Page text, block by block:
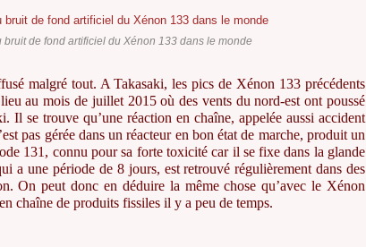
bruit de fond artificiel du Xénon 133 dans le monde
malgré tout. A Takasaki, les pics de Xénon 133 précédents
au mois de juillet 2015 où des vents du nord-est ont poussé
Il se trouve qu’une réaction en chaîne, appelée aussi accident
pas gérée dans un réacteur en bon état de marche, produit un
131, connu pour sa forte toxicité car il se fixe dans la glande
a une période de 8 jours, est retrouvé régulièrement dans des
On peut donc en déduire la même chose qu’avec le Xénon
chaîne de produits fissiles il y a peu de temps.